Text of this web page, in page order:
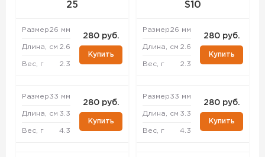
25
Размер26 мм
Длина, см 2.6
Вес, г 2.3
280 руб.
Купить
Размер33 мм
Длина, см 3.3
Вес, г 4.3
280 руб.
Купить
S10
Размер26 мм
Длина, см 2.6
Вес, г 2.3
280 руб.
Купить
Размер33 мм
Длина, см 3.3
Вес, г 4.3
280 руб.
Купить